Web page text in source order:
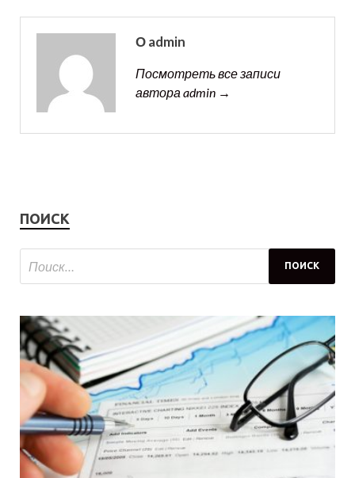
О admin
Посмотреть все записи
автора admin →
ПОИСК